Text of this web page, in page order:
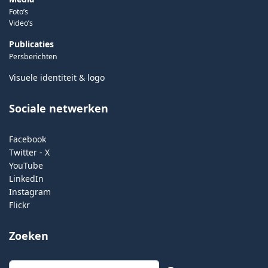
Foto’s
Video’s
Publicaties
Persberichten
Visuele identiteit & logo
Sociale netwerken
Facebook
Twitter - X
YouTube
LinkedIn
Instagram
Flickr
Zoeken